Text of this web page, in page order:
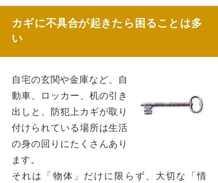
カギに不具合が起きたら困ることは多
い
自宅の玄関や金庫など、自
動車、ロッカー、机の引き
出しと、防犯上カギが取り
付けられている場所は生活
の身の回りにたくさんあり
ます。
それは「物体」だけに限らず、大切な「情